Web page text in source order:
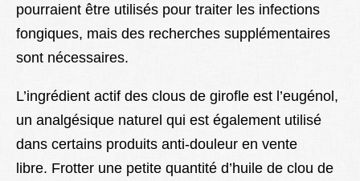
pourraient être utilisés pour traiter les infections
fongiques, mais des recherches supplémentaires
sont nécessaires.
L’ingrédient actif des clous de girofle est l’eugénol,
un analgésique naturel qui est également utilisé
dans certains produits anti-douleur en vente
libre. Frotter une petite quantité d’huile de clou de